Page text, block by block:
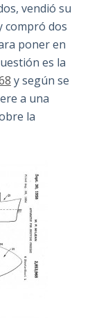
vendió su
compró dos
poner en
es la
y según se
a una
la